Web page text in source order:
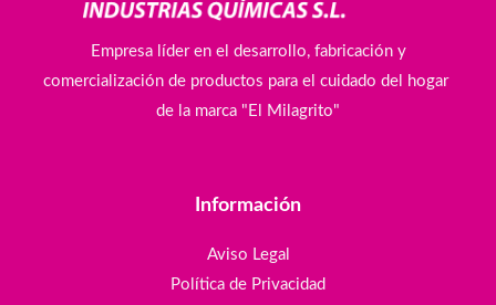
Empresa líder en el desarrollo, fabricación y
comercialización de productos para el cuidado del hogar
de la marca "El Milagrito"
Información
Aviso Legal
Política de Privacidad